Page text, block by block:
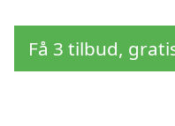
Få 3 tilbud,